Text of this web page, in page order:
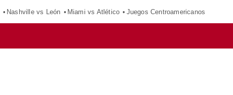
Nashville vs León Miami vs Atlético Juegos Centroamericanos